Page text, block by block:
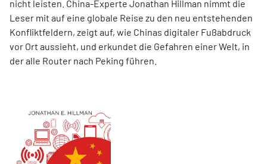
nicht leisten. China-Experte Jonathan Hillman nimmt die
Leser mit auf eine globale Reise zu den neu entstehenden
Konfliktfeldern, zeigt auf, wie Chinas digitaler Fußabdruck
vor Ort aussieht, und erkundet die Gefahren einer Welt, in
der alle Router nach Peking führen.